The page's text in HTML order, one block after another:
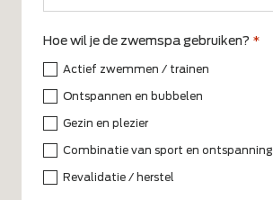
Hoe wil je de zwemspa gebruiken? *
Actief zwemmen / trainen
Ontspannen en bubbelen
Gezin en plezier
Combinatie van sport en ontspanning
Revalidatie / herstel